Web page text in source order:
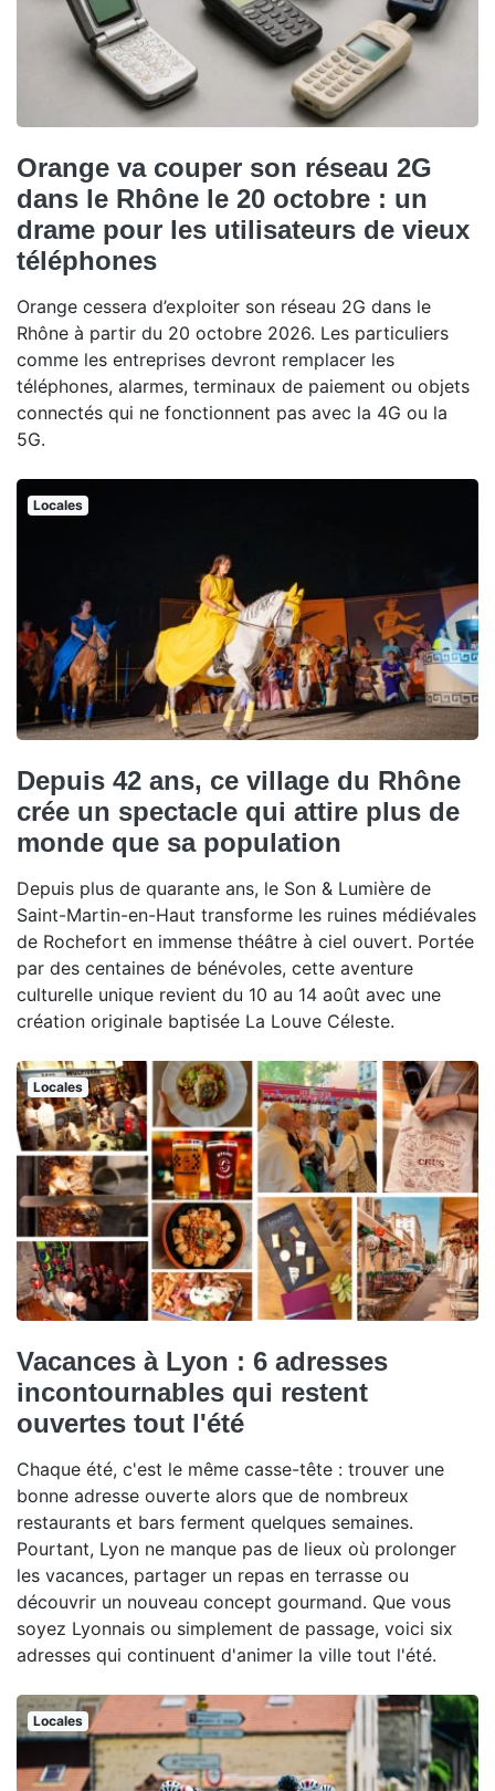
Orange va couper son réseau 2G
dans le Rhône le 20 octobre : un
drame pour les utilisateurs de vieux
téléphones
Orange cessera d’exploiter son réseau 2G dans le
Rhône à partir du 20 octobre 2026. Les particuliers
comme les entreprises devront remplacer les
téléphones, alarmes, terminaux de paiement ou objets
connectés qui ne fonctionnent pas avec la 4G ou la
5G.
Locales
Depuis 42 ans, ce village du Rhône
crée un spectacle qui attire plus de
monde que sa population
Depuis plus de quarante ans, le Son & Lumière de
Saint-Martin-en-Haut transforme les ruines médiévales
de Rochefort en immense théâtre à ciel ouvert. Portée
par des centaines de bénévoles, cette aventure
culturelle unique revient du 10 au 14 août avec une
création originale baptisée La Louve Céleste.
Locales
Vacances à Lyon : 6 adresses
incontournables qui restent
ouvertes tout l'été
Chaque été, c'est le même casse-tête : trouver une
bonne adresse ouverte alors que de nombreux
restaurants et bars ferment quelques semaines.
Pourtant, Lyon ne manque pas de lieux où prolonger
les vacances, partager un repas en terrasse ou
découvrir un nouveau concept gourmand. Que vous
soyez Lyonnais ou simplement de passage, voici six
adresses qui continuent d'animer la ville tout l'été.
Locales